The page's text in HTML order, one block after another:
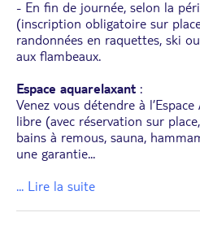
- En fin de journée, selon la
(inscription obligatoire sur
randonnées en raquettes, ski
aux flambeaux.
Espace aquarelaxant :
Venez vous détendre à
libre (avec réservation sur
bains à remous, sauna,
une garantie...
... Lire la suite